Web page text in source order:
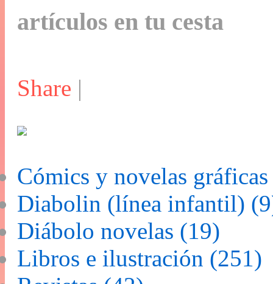
artículos en tu cesta
Share |
Cómics y novelas
Diabolin (línea infantil)
Diábolo novelas (19)
Libros e ilustración (251)